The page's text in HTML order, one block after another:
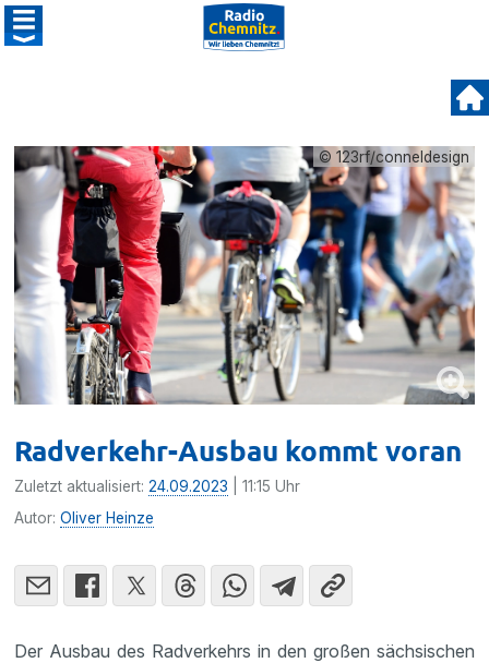
© 123rf/conneldesign
Radverkehr-Ausbau kommt voran
Zuletzt aktualisiert:24.09.2023 | 11:15 Uhr
Autor:Oliver Heinze
Der Ausbau des Radverkehrs in den großen sächsischen